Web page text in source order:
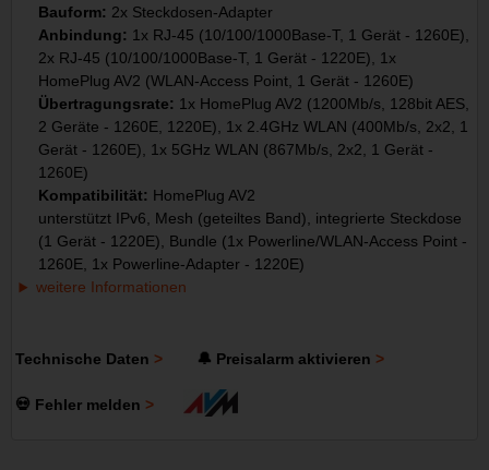
Bauform: 2x Steckdosen-Adapter
Anbindung: 1x RJ-45 (10/100/1000Base-T, 1 Gerät - 1260E),
2x RJ-45 (10/100/1000Base-T, 1 Gerät - 1220E), 1x
HomePlug AV2 (WLAN-Access Point, 1 Gerät - 1260E)
Übertragungsrate: 1x HomePlug AV2 (1200Mb/s, 128bit AES,
2 Geräte - 1260E, 1220E), 1x 2.4GHz WLAN (400Mb/s, 2x2, 1
Gerät - 1260E), 1x 5GHz WLAN (867Mb/s, 2x2, 1 Gerät -
1260E)
Kompatibilität: HomePlug AV2
unterstützt IPv6, Mesh (geteiltes Band), integrierte Steckdose
(1 Gerät - 1220E), Bundle (1x Powerline/WLAN-Access Point -
1260E, 1x Powerline-Adapter - 1220E)
weitere Informationen
Technische Daten 🔔 Preisalarm aktivieren
💀 Fehler melden